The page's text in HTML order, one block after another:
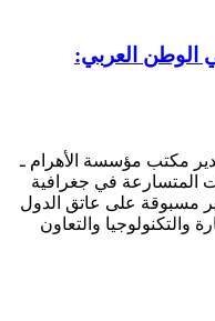
الوطن العربي:
مكتب مؤسسة الأهرام ـ
المتسارعة في جغرافية
مسبوقة على عاتق الدول
والتكنولوجيا والتعاون